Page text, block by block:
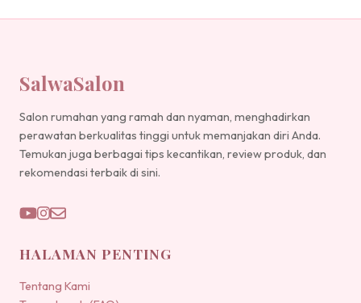
SalwaSalon
Salon rumahan yang ramah dan nyaman, menghadirkan
perawatan berkualitas tinggi untuk memanjakan diri Anda.
Temukan juga berbagai tips kecantikan, review produk, dan
rekomendasi terbaik di sini.
HALAMAN PENTING
Tentang Kami